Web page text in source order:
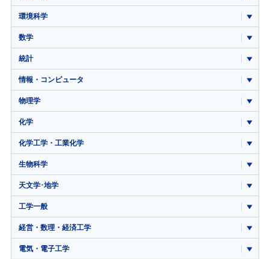
環境科学
数学
統計
情報・コンピュータ
物理学
化学
化学工学・工業化学
生物科学
天文学･地学
工学一般
経営・数理・経済工学
電気・電子工学